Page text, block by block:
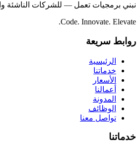
نبني برمجيات تعمل — للشركات الناشئة
Code. Innovate. Elevate.
روابط سريعة
الرئيسية
خدماتنا
الأسعار
أعمالنا
المدونة
الوظائف
تواصل معنا
خدماتنا